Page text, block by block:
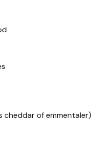
cheddar of emmentaler)